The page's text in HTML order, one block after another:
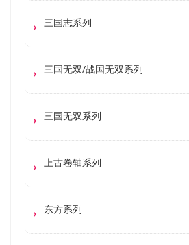
三国志系列
三国无双/战国无双系列
三国无双系列
上古卷轴系列
东方系列